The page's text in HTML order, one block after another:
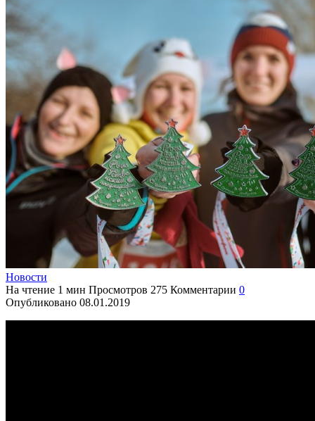
Новости
На чтение 1 мин Просмотров 275 Комментарии 0
Опубликовано 08.01.2019